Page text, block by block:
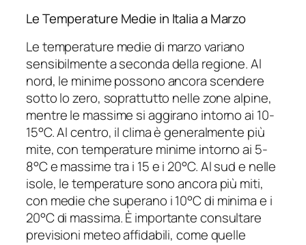
Le Temperature Medie in Italia a Marzo
Le temperature medie di marzo variano
sensibilmente a seconda della regione. Al
nord, le minime possono ancora scendere
sotto lo zero, soprattutto nelle zone alpine,
mentre le massime si aggirano intorno ai 10-
15°C. Al centro, il clima è generalmente più
mite, con temperature minime intorno ai 5-
8°C e massime tra i 15 e i 20°C. Al sud e nelle
isole, le temperature sono ancora più miti,
con medie che superano i 10°C di minima e i
20°C di massima. È importante consultare
previsioni meteo affidabili, come quelle